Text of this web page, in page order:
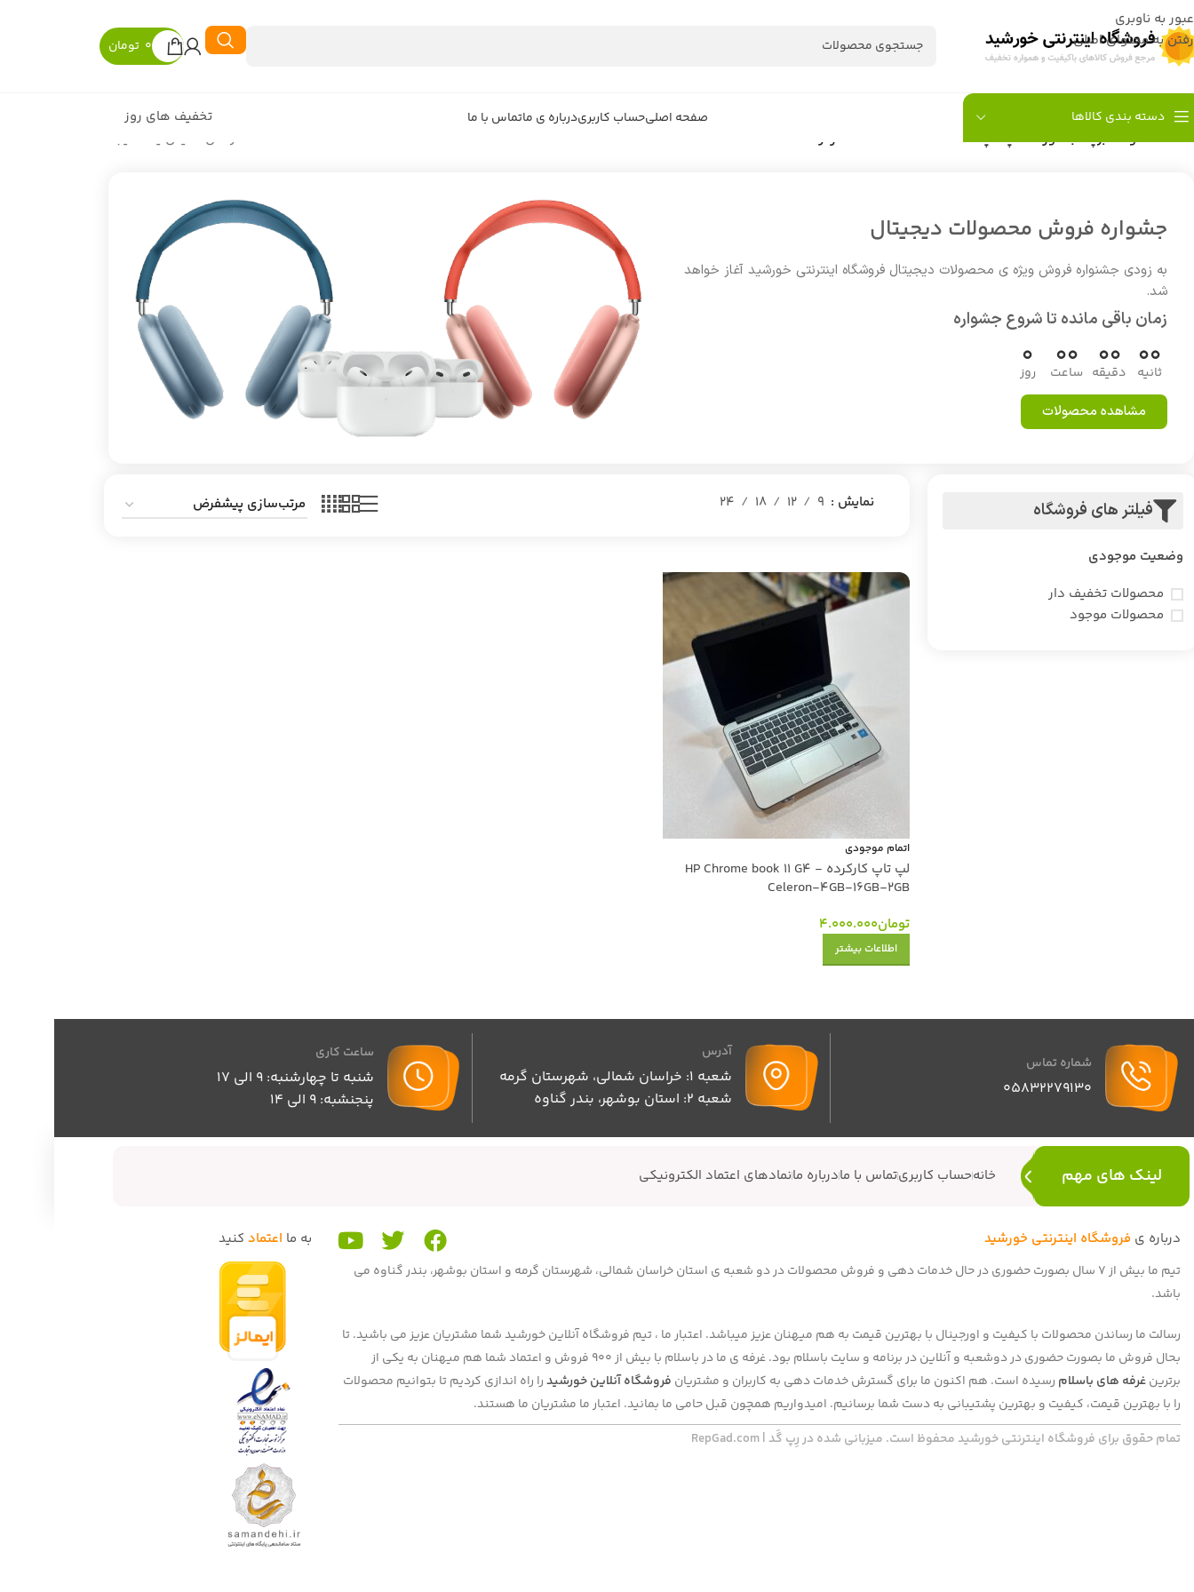
عبور به ناوبری
رفتن به محتوای اصلی
تومان 0
دسته بندی کالاها صفحه اصلیحساب کاربریدرباره ی ماتماس با ما
تخفیف های روز
خانه/محصولات برچسب خورده “لپ تاپ HP Chrome book 11 G4 کارکرده” در حال نمایش یک نتیجه
جشواره فروش محصولات دیجیتال
به زودی جشنواره فروش ویژه ی محصولات دیجیتال فروشگاه اینترنتی خورشید آغاز خواهد
شد.
زمان باقی مانده تا شروع جشواره
0
روز
00
ساعت
00
دقیقه
00
ثانیه
مشاهده محصولات
فیلتر های فروشگاه
وضعیت موجودی
محصولات تخفیف دار
محصولات موجود
نمایش 9
12
18
24
اتمام موجودی
لپ تاپ کارکرده HP Chrome book 11 G4 -
Celeron-4GB-16GB-2GB
تومان4.000.000
اطلاعات بیشتر
شماره تماس
05832279130
آدرس
شعبه 1: خراسان شمالی، شهرستان گرمه
شعبه 2: استان بوشهر، بندر گناوه
ساعت کاری
شنبه تا چهارشنبه: 9 الی 17
پنجنشبه: 9 الی 14
لینک های مهم خانهحساب کاربریتماس با مادرباره مانمادهای اعتماد الکترونیکی
درباره ی فروشگاه اینترنتی خورشید
تیم ما بیش از 7 سال بصورت حضوری در حال خدمات دهی و فروش محصولات در دو شعبه ی استان خراسان شمالی، شهرستان گرمه و استان بوشهر، بندر گناوه می
باشد.
رسالت ما رساندن محصولات با کیفیت و اورجینال با بهترین قیمت به هم میهنان عزیز میباشد. اعتبار ما ، تیم فروشگاه آنلاین خورشید شما مشتریان عزیز می باشید. تا
بحال فروش ما بصورت حضوری در دوشعبه و آنلاین در برنامه و سایت باسلام بود. غرفه ی ما در باسلام با بیش از 900 فروش و اعتماد شما هم میهنان به یکی از
برترینغرفه های باسلام رسیده است. هم اکنون ما برای گسترش خدمات دهی به کاربران و مشتریان فروشگاه آنلاین خورشیدرا راه اندازی کردیم تا بتوانیم محصولات
را با بهترین قیمت، کیفیت و بهترین پشتیبانی به دست شما برسانیم. امیدواریم همچون قبل حامی ما بمانید. اعتبار ما مشتریان ما هستند.
تمام حقوق برای فروشگاه اینترنتی خورشید محفوظ است. میزبانی شده در رِپ گَد | RepGad.com
به ما اعتمادکنید